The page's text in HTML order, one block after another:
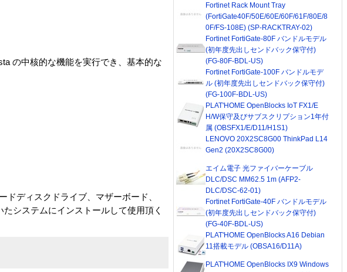
の中核的な機能を実行でき、基本的な
ドディスクドライブ、マザーボード、
システムにインストールして使用頂く
Fortinet Rack Mount Tray
(FortiGate40F/50E/60E/60F/61F/80E/8
0F/FS-108E) (SP-RACKTRAY-02)
Fortinet FortiGate-80F バンドルモデル
(初年度先出しセンドバック保守付)
(FG-80F-BDL-US)
Fortinet FortiGate-100F バンドルモデ
ル (初年度先出しセンドバック保守付)
(FG-100F-BDL-US)
PLAT'HOME OpenBlocks IoT FX1/E
H/W保守及びサブスクリプション1年付
属 (OBSFX1/E/D11/H1S1)
LENOVO 20X2SC8G00 ThinkPad L14
Gen2 (20X2SC8G00)
エイム電子 光ファイバーケーブル
DLC/DSC MM62.5 1m (AFP2-
DLC/DSC-62-01)
Fortinet FortiGate-40F バンドルモデル
(初年度先出しセンドバック保守付)
(FG-40F-BDL-US)
PLAT'HOME OpenBlocks A16 Debian
11搭載モデル (OBSA16/D11A)
PLAT'HOME OpenBlocks IX9 Windows